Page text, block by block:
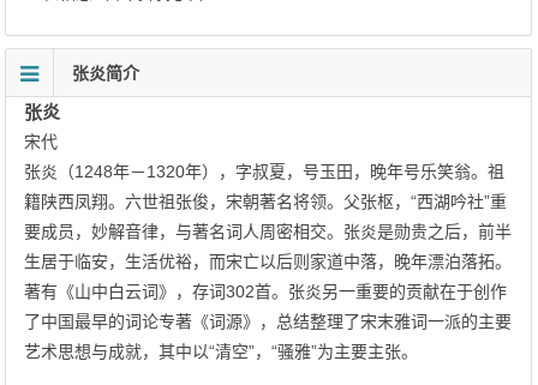
张炎简介
张炎
宋代
张炎（1248年－1320年），字叔夏，号玉田，晚年号乐笑翁。祖
籍陕西凤翔。六世祖张俊，宋朝著名将领。父张枢，“西湖吟社”重
要成员，妙解音律，与著名词人周密相交。张炎是勋贵之后，前半
生居于临安，生活优裕，而宋亡以后则家道中落，晚年漂泊落拓。
著有《山中白云词》，存词302首。张炎另一重要的贡献在于创作
了中国最早的词论专著《词源》，总结整理了宋末雅词一派的主要
艺术思想与成就，其中以“清空”，“骚雅”为主要主张。